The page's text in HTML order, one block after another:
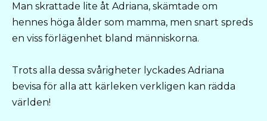
Man skrattade lite åt Adriana, skämtade om
hennes höga ålder som mamma, men snart spreds
en viss förlägenhet bland människorna.
Trots alla dessa svårigheter lyckades Adriana
bevisa för alla att kärleken verkligen kan rädda
världen!